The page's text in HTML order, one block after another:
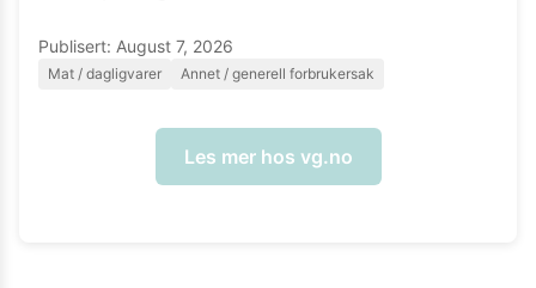
Publisert: August 7, 2026
Mat / dagligvarer Annet / generell forbrukersak
Les mer hos vg.no